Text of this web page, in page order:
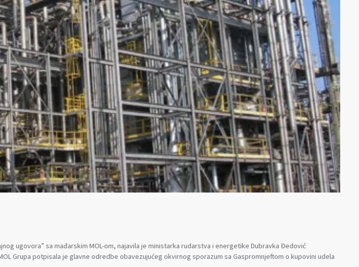
ugovora” sa mađarskim MOL-om, najavila je ministarka rudarstva i energetike Dubravka Đedović
Grupa potpisala je glavne odredbe obavezujućeg okvirnog sporazum sa Gaspromnjeftom o kupovini udela